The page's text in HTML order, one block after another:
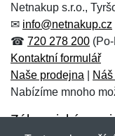
Jméno: *
E-mail:*
Netnakup s.r.o.,
✉ info@netnakup.cz
☎ 720 278 200
Kontaktní formulář
Naše prodejna
Nabízíme mnoho
Zákaznický